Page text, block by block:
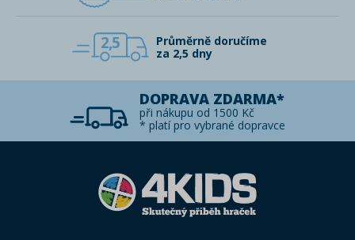
2,5
Průměrně doručíme
za 2,5 dny
DOPRAVA ZDARMA*
při nákupu od 1500 Kč
* platí pro vybrané dopravce